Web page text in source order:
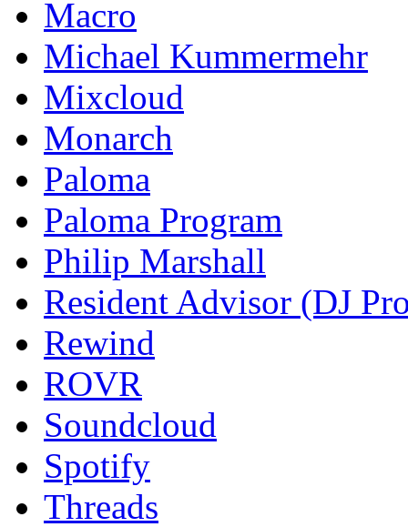
Macro
Michael Kummermehr
Mixcloud
Monarch
Paloma
Paloma Program
Philip Marshall
Resident Advisor (DJ
Rewind
ROVR
Soundcloud
Spotify
Threads